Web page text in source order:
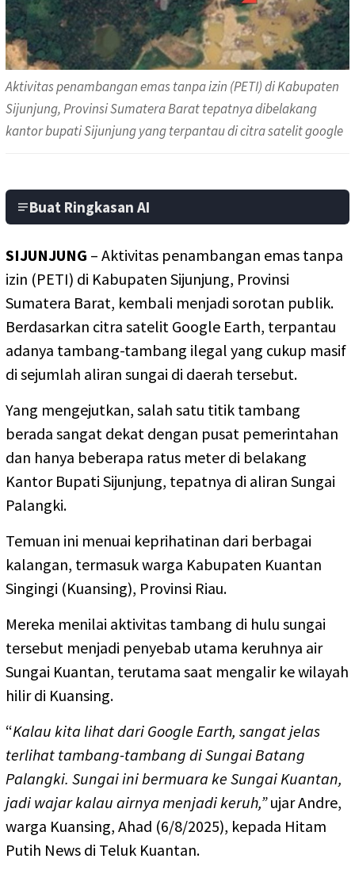
Aktivitas penambangan emas tanpa izin (PETI) di Kabupaten
Sijunjung, Provinsi Sumatera Barat tepatnya dibelakang
kantor bupati Sijunjung yang terpantau di citra satelit google
Buat Ringkasan AI
SIJUNJUNG – Aktivitas penambangan emas tanpa
izin (PETI) di Kabupaten Sijunjung, Provinsi
Sumatera Barat, kembali menjadi sorotan publik.
Berdasarkan citra satelit Google Earth, terpantau
adanya tambang-tambang ilegal yang cukup masif
di sejumlah aliran sungai di daerah tersebut.
Yang mengejutkan, salah satu titik tambang
berada sangat dekat dengan pusat pemerintahan
dan hanya beberapa ratus meter di belakang
Kantor Bupati Sijunjung, tepatnya di aliran Sungai
Palangki.
Temuan ini menuai keprihatinan dari berbagai
kalangan, termasuk warga Kabupaten Kuantan
Singingi (Kuansing), Provinsi Riau.
Mereka menilai aktivitas tambang di hulu sungai
tersebut menjadi penyebab utama keruhnya air
Sungai Kuantan, terutama saat mengalir ke wilayah
hilir di Kuansing.
“Kalau kita lihat dari Google Earth, sangat jelas
terlihat tambang-tambang di Sungai Batang
Palangki. Sungai ini bermuara ke Sungai Kuantan,
jadi wajar kalau airnya menjadi keruh,”ujar Andre,
warga Kuansing, Ahad (6/8/2025), kepada Hitam
Putih News di Teluk Kuantan.